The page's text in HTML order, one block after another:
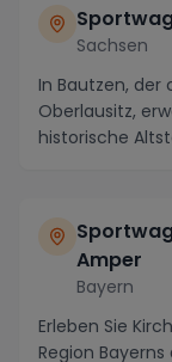
Sachsen
In Bautzen,
Oberlausitz,
historische
Amper
Bayern
Erleben Sie
Region